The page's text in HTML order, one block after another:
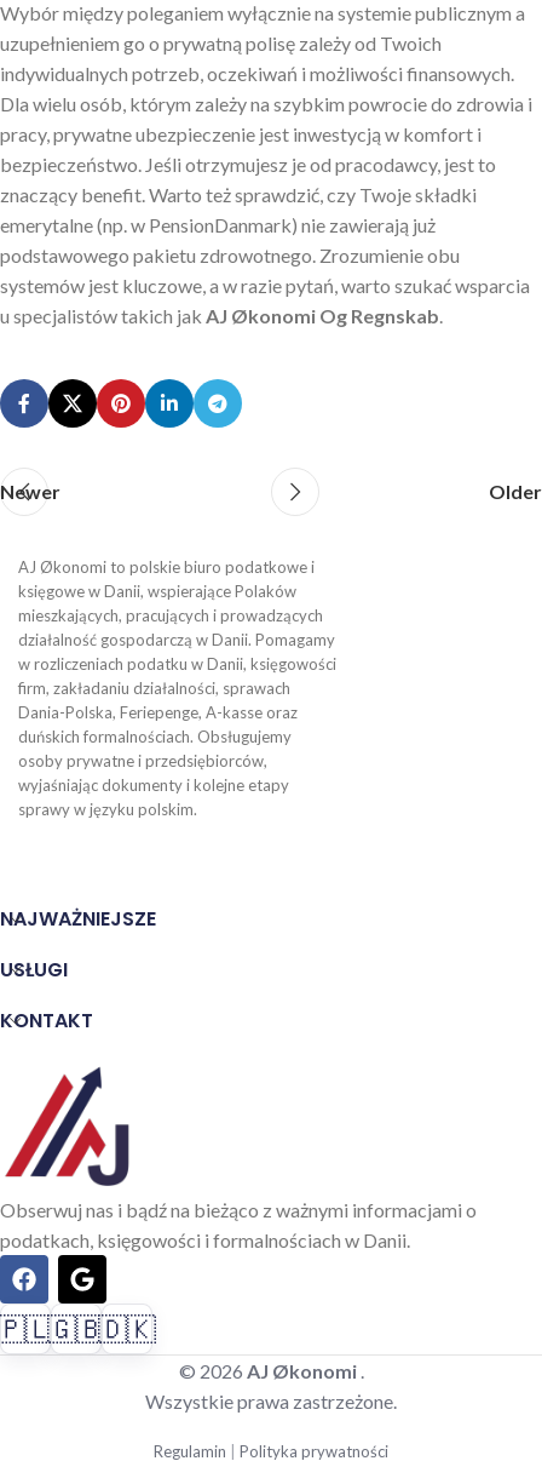
Wybór między poleganiem wyłącznie na systemie publicznym a
uzupełnieniem go o prywatną polisę zależy od Twoich
indywidualnych potrzeb, oczekiwań i możliwości finansowych.
Dla wielu osób, którym zależy na szybkim powrocie do zdrowia i
pracy, prywatne ubezpieczenie jest inwestycją w komfort i
bezpieczeństwo. Jeśli otrzymujesz je od pracodawcy, jest to
znaczący benefit. Warto też sprawdzić, czy Twoje składki
emerytalne (np. w PensionDanmark) nie zawierają już
podstawowego pakietu zdrowotnego. Zrozumienie obu
systemów jest kluczowe, a w razie pytań, warto szukać wsparcia
u specjalistów takich jak AJ Økonomi Og Regnskab.
Newer Older
AJ Økonomi to polskie biuro podatkowe i
księgowe w Danii, wspierające Polaków
mieszkających, pracujących i prowadzących
działalność gospodarczą w Danii. Pomagamy
w rozliczeniach podatku w Danii, księgowości
firm, zakładaniu działalności, sprawach
Dania-Polska, Feriepenge, A-kasse oraz
duńskich formalnościach. Obsługujemy
osoby prywatne i przedsiębiorców,
wyjaśniając dokumenty i kolejne etapy
sprawy w języku polskim.
NAJWAŻNIEJSZE
USŁUGI
KONTAKT
Obserwuj nas i bądź na bieżąco z ważnymi informacjami o
podatkach, księgowości i formalnościach w Danii.
🇬🇧🇩🇰
© 2026 AJ Økonomi .
Wszystkie prawa zastrzeżone.
Regulamin Polityka prywatności